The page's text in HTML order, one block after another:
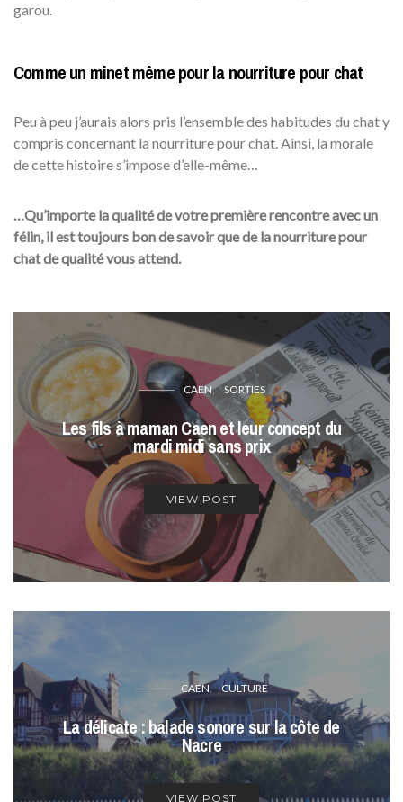
garou.
Comme un minet même pour la nourriture pour chat
Peu à peu j’aurais alors pris l’ensemble des habitudes du chat y
compris concernant la nourriture pour chat. Ainsi, la morale
de cette histoire s’impose d’elle-même…
…Qu’importe la qualité de votre première rencontre avec un
félin, il est toujours bon de savoir que de la nourriture pour
chat de qualité vous attend.
CAEN SORTIES
Les fils à maman Caen et leur concept du
mardi midi sans prix
VIEW POST
CAEN CULTURE
La délicate : balade sonore sur la côte de
Nacre
VIEW POST